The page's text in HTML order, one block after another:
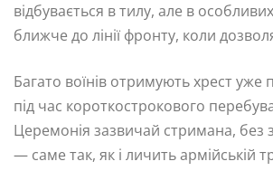
відбувається в тилу, але в
ближче до лінії фронту, коли
Багато воїнів отримують хрест уже
під час короткострокового
Церемонія зазвичай стримана, без
— саме так, як і личить армійській